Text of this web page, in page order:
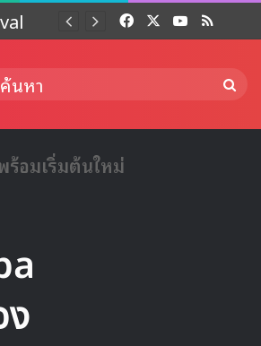
FacebookYouTube
RSS
skin
ร้อมเริ่มต้นใหม่